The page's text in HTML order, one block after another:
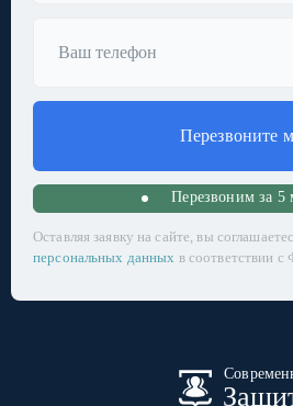
Перезвоните
Перезвоним за 5
Оставляя заявку на сайте, вы
персональных данных в соответствии с